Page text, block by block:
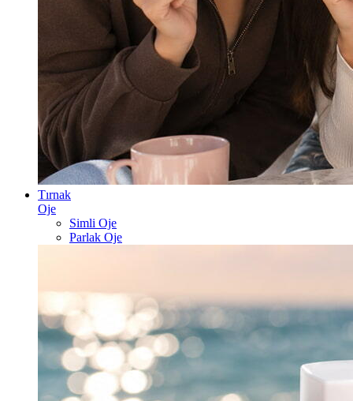
Tırnak
Oje
Simli Oje
Parlak Oje